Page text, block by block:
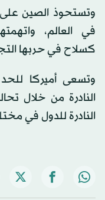
وتستحوذ الصين على
في العالم،
كسلاح في حربها
وتسعى أميركا
النادرة من خلال
النادرة للدول في